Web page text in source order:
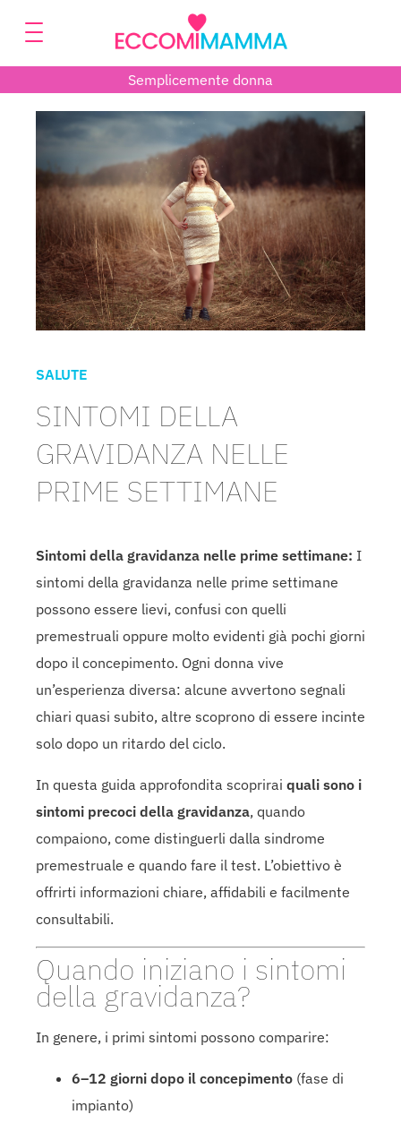
Semplicemente donna
SALUTE
SINTOMI DELLA
GRAVIDANZA NELLE
PRIME SETTIMANE
Sintomi della gravidanza nelle prime settimane: I
sintomi della gravidanza nelle prime settimane
possono essere lievi, confusi con quelli
premestruali oppure molto evidenti già pochi giorni
dopo il concepimento. Ogni donna vive
un’esperienza diversa: alcune avvertono segnali
chiari quasi subito, altre scoprono di essere incinte
solo dopo un ritardo del ciclo.
In questa guida approfondita scoprirai quali sono i
sintomi precoci della gravidanza, quando
compaiono, come distinguerli dalla sindrome
premestruale e quando fare il test. L’obiettivo è
offrirti informazioni chiare, affidabili e facilmente
consultabili.
Quando iniziano i sintomi
della gravidanza?
In genere, i primi sintomi possono comparire:
6–12 giorni dopo il concepimento (fase di
impianto)